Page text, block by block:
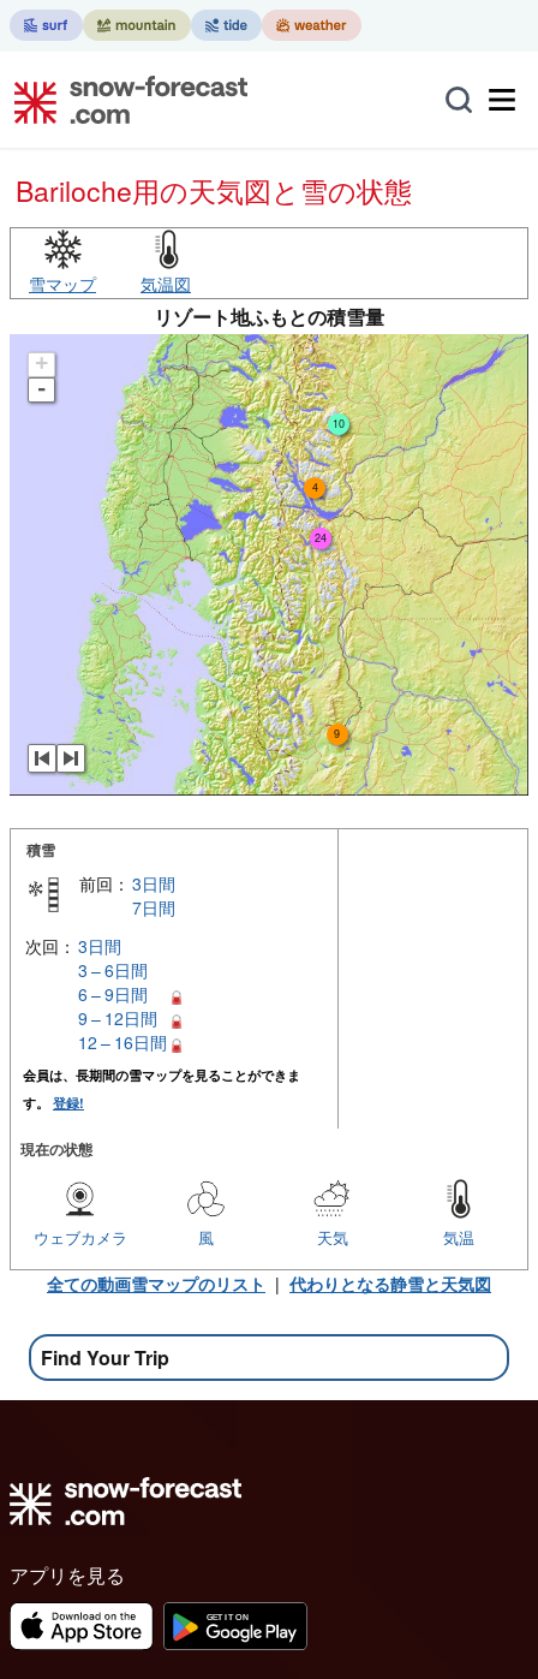
Bariloche用の天気図と雪の状態
雪マップ 気温図
リゾート地ふもとの積雪量
+
-
24
4
10
9
積雪
前回： 3日間
7日間
次回： 3日間
3 – 6日間
6 – 9日間
9 – 12日間
12 – 16日間
会員は、長期間の雪マップを見ることができま
す。 登録!
現在の状態
気温
天気
風
ウェブカメラ
全ての動画雪マップのリスト | 代わりとなる静雪と天気図
Find Your Trip
アプリを見る